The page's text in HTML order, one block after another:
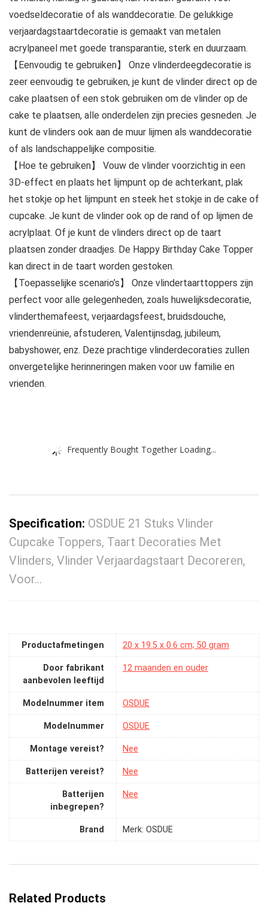
voedseldecoratie of als wanddecoratie. De gelukkige
verjaardagstaartdecoratie is gemaakt van metalen
acrylpaneel met goede transparantie, sterk en duurzaam.
【Eenvoudig te gebruiken】 Onze vlinderdeegdecoratie is
zeer eenvoudig te gebruiken, je kunt de vlinder direct op de
cake plaatsen of een stok gebruiken om de vlinder op de
cake te plaatsen, alle onderdelen zijn precies gesneden. Je
kunt de vlinders ook aan de muur lijmen als wanddecoratie
of als landschappelijke compositie.
【Hoe te gebruiken】 Vouw de vlinder voorzichtig in een
3D-effect en plaats het lijmpunt op de achterkant, plak
het stokje op het lijmpunt en steek het stokje in de cake of
cupcake. Je kunt de vlinder ook op de rand of op lijmen de
acrylplaat. Of je kunt de vlinders direct op de taart
plaatsen zonder draadjes. De Happy Birthday Cake Topper
kan direct in de taart worden gestoken.
【Toepasselijke scenario’s】 Onze vlindertaarttoppers zijn
perfect voor alle gelegenheden, zoals huwelijksdecoratie,
vlinderthemafeest, verjaardagsfeest, bruidsdouche,
vriendenreünie, afstuderen, Valentijnsdag, jubileum,
babyshower, enz. Deze prachtige vlinderdecoraties zullen
onvergetelijke herinneringen maken voor uw familie en
vrienden.
Frequently Bought Together Loading...
Specification: OSDUE 21 Stuks Vlinder
Cupcake Toppers, Taart Decoraties Met
Vlinders, Vlinder Verjaardagstaart Decoreren,
Voor…
Productafmetingen ‎20 x 19.5 x 0.6 cm; 50 gram
Door fabrikant
aanbevolen leeftijd
‎12 maanden en ouder
Modelnummer item ‎OSDUE
Modelnummer ‎OSDUE
Montage vereist? ‎Nee
Batterijen vereist? ‎Nee
Batterijen
inbegrepen?
‎Nee
Brand Merk: OSDUE
Related Products